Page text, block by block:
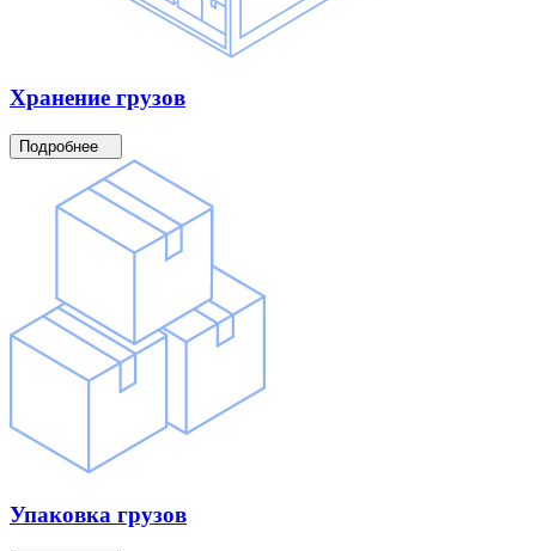
Хранение грузов
Подробнее
Упаковка грузов